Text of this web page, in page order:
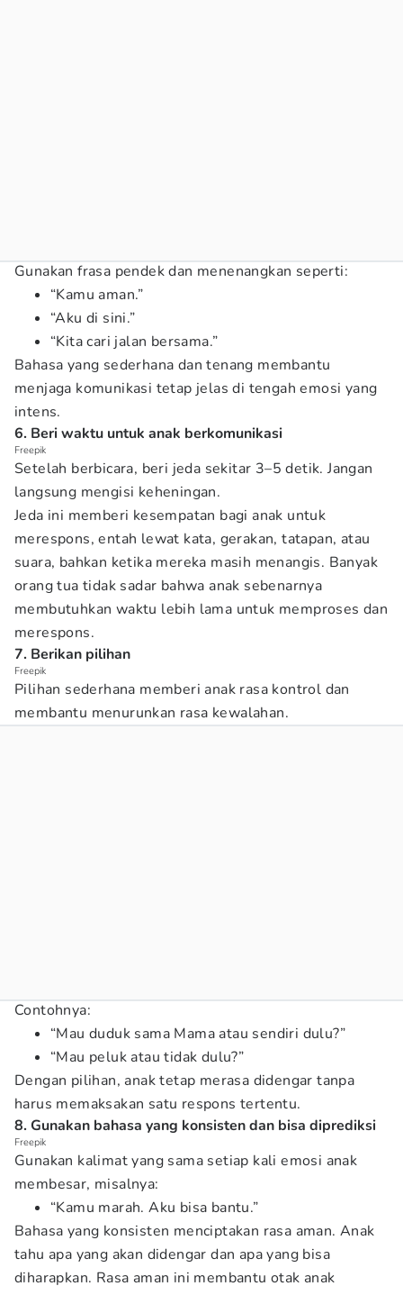
Gunakan frasa pendek dan menenangkan seperti:
“Kamu aman.”
“Aku di sini.”
“Kita cari jalan bersama.”
Bahasa yang sederhana dan tenang membantu
menjaga komunikasi tetap jelas di tengah emosi yang
intens.
6. Beri waktu untuk anak berkomunikasi
Freepik
Setelah berbicara, beri jeda sekitar 3–5 detik. Jangan
langsung mengisi keheningan.
Jeda ini memberi kesempatan bagi anak untuk
merespons, entah lewat kata, gerakan, tatapan, atau
suara, bahkan ketika mereka masih menangis. Banyak
orang tua tidak sadar bahwa anak sebenarnya
membutuhkan waktu lebih lama untuk memproses dan
merespons.
7. Berikan pilihan
Freepik
Pilihan sederhana memberi anak rasa kontrol dan
membantu menurunkan rasa kewalahan.
Contohnya:
“Mau duduk sama Mama atau sendiri dulu?”
“Mau peluk atau tidak dulu?”
Dengan pilihan, anak tetap merasa didengar tanpa
harus memaksakan satu respons tertentu.
8. Gunakan bahasa yang konsisten dan bisa diprediksi
Freepik
Gunakan kalimat yang sama setiap kali emosi anak
membesar, misalnya:
“Kamu marah. Aku bisa bantu.”
Bahasa yang konsisten menciptakan rasa aman. Anak
tahu apa yang akan didengar dan apa yang bisa
diharapkan. Rasa aman ini membantu otak anak